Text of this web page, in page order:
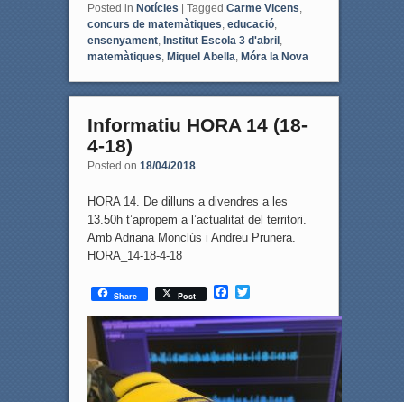
Posted in Notícies Tagged Carme Vicens,
concurs de matemàtiques, educació,
ensenyament, Institut Escola 3 d'abril ,
matemàtiques, Miquel Abella, Móra la Nova
Informatiu HORA 14 (18-
4-18)
Posted on 18/04/2018
HORA 14. De dilluns a divendres a les
13.50h t’apropem a l’actualitat del territori.
Amb Adriana Monclús i Andreu Prunera.
HORA_14-18-4-18
Share Post
F
c
e
b
o
o
k
T
i
t
t
e
r